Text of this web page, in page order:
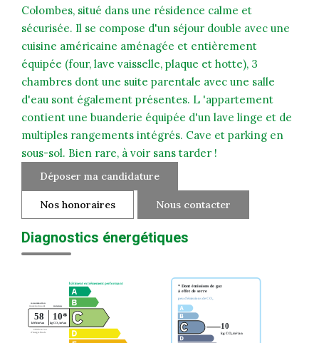
Colombes, situé dans une résidence calme et
sécurisée. Il se compose d'un séjour double avec une
cuisine américaine aménagée et entièrement
équipée (four, lave vaisselle, plaque et hotte), 3
chambres dont une suite parentale avec une salle
d'eau sont également présentes. L 'appartement
contient une buanderie équipée d'un lave linge et de
multiples rangements intégrés. Cave et parking en
sous-sol. Bien rare, à voir sans tarder !
Déposer ma candidature
Nos honoraires Nous contacter
Diagnostics énergétiques